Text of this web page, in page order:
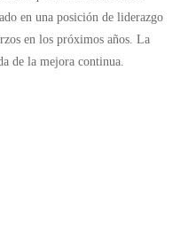
en una posición de liderazgo
en los próximos años. La
de la mejora continua.